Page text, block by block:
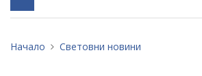
Начало Световни новини